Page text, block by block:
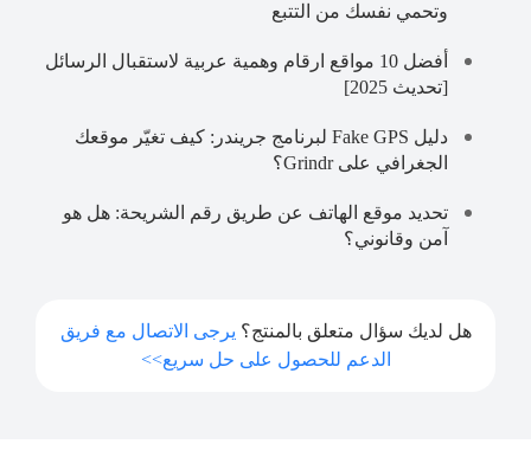
وتحمي نفسك من التتبع
أفضل 10 مواقع ارقام وهمية عربية لاستقبال الرسائل
[تحديث 2025]
دليل Fake GPS لبرنامج جريندر: كيف تغيّر موقعك
الجغرافي على Grindr؟
تحديد موقع الهاتف عن طريق رقم الشريحة: هل هو
آمن وقانوني؟
هل لديك سؤال متعلق بالمنتج؟ يرجى الاتصال مع فريق
الدعم للحصول على حل سريع>>